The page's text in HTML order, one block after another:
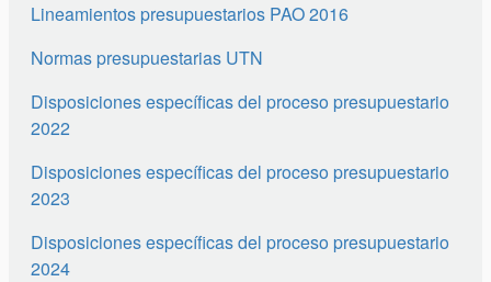
Lineamientos presupuestarios PAO 2016
Normas presupuestarias UTN
Disposiciones específicas del proceso presupuestario
2022
Disposiciones específicas del proceso presupuestario
2023
Disposiciones específicas del proceso presupuestario
2024